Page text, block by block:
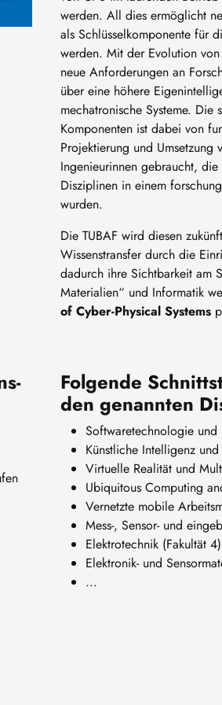
werden. All dies ermöglicht
als Schlüsselkomponente für
werden. Mit der Evolution von
neue Anforderungen an
über eine höhere
mechatronische Systeme.
Komponenten ist dabei von
Projektierung und Umsetzung
Ingenieurinnen gebraucht,
Disziplinen in einem
wurden.
Die TUBAF wird diesen
Wissenstransfer durch die
dadurch ihre Sichtbarkeit am
Materialien“ und Informatik
of Cyber-Physical Systems
Folgende
den genannten
Softwaretechnologie und
Künstliche Intelligenz
Virtuelle Realität und
Ubiquitous Computing
Vernetzte mobile
Mess-, Sensor- und
Elektrotechnik (Fakultät 4)
Elektronik- und
...